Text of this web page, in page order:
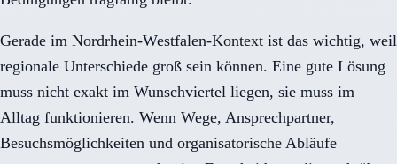
Gerade im Nordrhein-Westfalen-Kontext ist das wichtig, weil
regionale Unterschiede groß sein können. Eine gute Lösung
muss nicht exakt im Wunschviertel liegen, sie muss im
Alltag funktionieren. Wenn Wege, Ansprechpartner,
Besuchsmöglichkeiten und organisatorische Abläufe